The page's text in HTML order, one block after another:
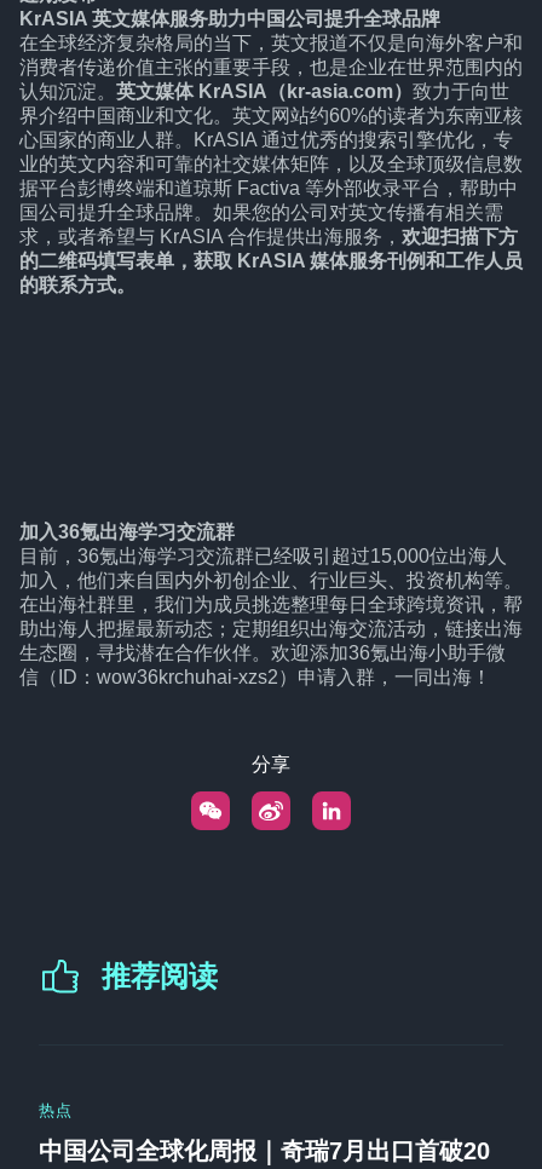
KrASIA 英文媒体服务助力中国公司提升全球品牌
在全球经济复杂格局的当下，英文报道不仅是向海外客户和
消费者传递价值主张的重要手段，也是企业在世界范围内的
认知沉淀。 英文媒体 KrASIA（kr-asia.com） 致力于向世
界介绍中国商业和文化。英文网站约60%的读者为东南亚核
心国家的商业人群。KrASIA 通过优秀的搜索引擎优化，专
业的英文内容和可靠的社交媒体矩阵，以及全球顶级信息数
据平台彭博终端和道琼斯 Factiva 等外部收录平台，帮助中
国公司提升全球品牌。如果您的公司对英文传播有相关需
求，或者希望与 KrASIA 合作提供出海服务， 欢迎扫描下方
的二维码填写表单，获取 KrASIA 媒体服务刊例和工作人员
的联系方式。
加入36氪出海学习交流群
目前，36氪出海学习交流群已经吸引超过15,000位出海人
加入，他们来自国内外初创企业、行业巨头、投资机构等。
在出海社群里，我们为成员挑选整理每日全球跨境资讯，帮
助出海人把握最新动态；定期组织出海交流活动，链接出海
生态圈，寻找潜在合作伙伴。欢迎添加36氪出海小助手微
信（ID：wow36krchuhai-xzs2）申请入群，一同出海！
分享
推荐阅读
热点
中国公司全球化周报｜奇瑞7月出口首破20